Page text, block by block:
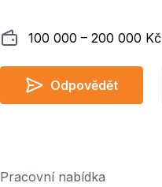
Plat 100 000 ‍–‍ 200 000 Kč
Odpovědět
Pracovní nabídka